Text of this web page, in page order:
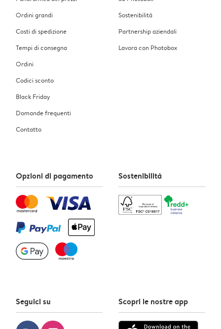
Ordini grandi
Costi di spedizione
Tempi di consegna
Ordini
Codici sconto
Black Friday
Domande frequenti
Contatto
Sostenibilità
Partnership aziendali
Lavora con Photobox
Opzioni di pagamento Sostenibilità
Seguici su Scopri le nostre app